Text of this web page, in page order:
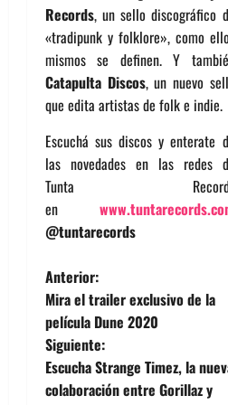
Records, un sello discográfico
«tradipunk y folklore», como
mismos se definen. Y
Catapulta Discos, un nuevo
que edita artistas de folk e indie.
Escuchá sus discos y enterate
las novedades en las redes
Tunta
en
@tuntarecords
N
a
v
Anterior:
Mira el trailer exclusivo de la
película Dune 2020
Siguiente:
Escucha Strange Timez, la
colaboración entre Gorillaz y